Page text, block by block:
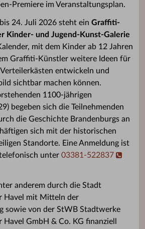
Premiere im Veranstaltungsplan.
24. Juli 2026 steht ein Graffiti-
Kinder- und Jugend-Kunst-Galerie
mit dem Kinder ab 12 Jahren
Graffiti-Künstler weitere Ideen für
entwickeln und
sichtbar machen können.
1100-jährigen
begeben sich die Teilnehmenden
die Geschichte Brandenburgs an
sich mit der historischen
Standorte. Eine Anmeldung ist
unter 03381-522837
anderem durch die Stadt
Havel mit Mitteln der
sowie von der StWB Stadtwerke
Havel GmbH & Co. KG finanziell